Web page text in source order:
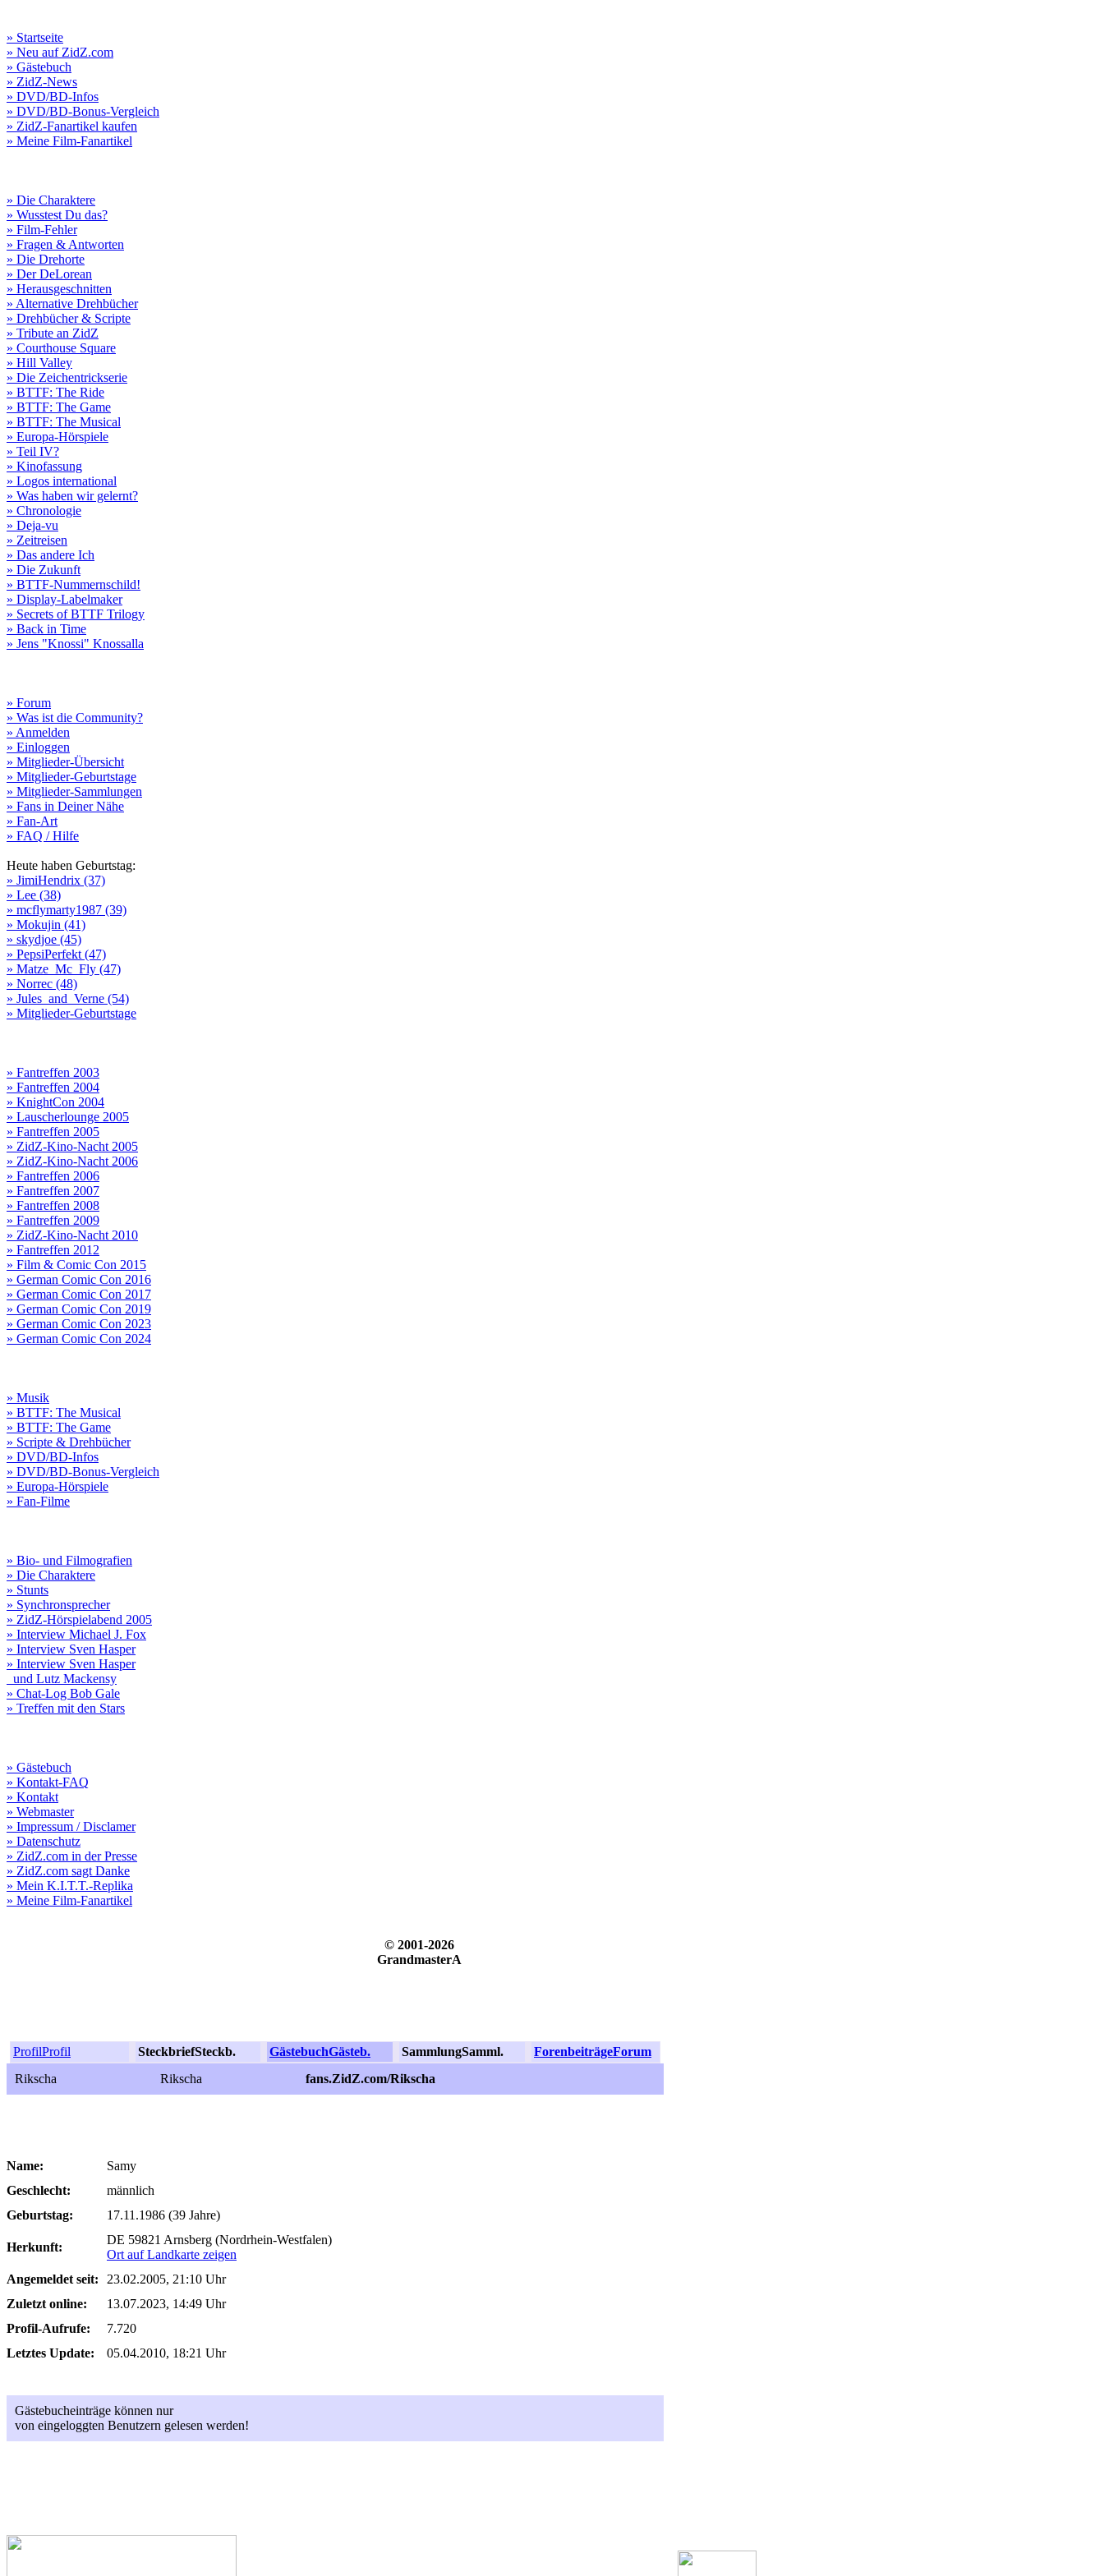
» Startseite
» Neu auf ZidZ.com
» Gästebuch
» ZidZ-News
» DVD/BD-Infos
» DVD/BD-Bonus-Vergleich
» ZidZ-Fanartikel kaufen
» Meine Film-Fanartikel
» Die Charaktere
» Wusstest Du das?
» Film-Fehler
» Fragen & Antworten
» Die Drehorte
» Der DeLorean
» Herausgeschnitten
» Alternative Drehbücher
» Drehbücher & Scripte
» Tribute an ZidZ
» Courthouse Square
» Hill Valley
» Die Zeichentrickserie
» BTTF: The Ride
» BTTF: The Game
» BTTF: The Musical
» Europa-Hörspiele
» Teil IV?
» Kinofassung
» Logos international
» Was haben wir gelernt?
» Chronologie
» Deja-vu
» Zeitreisen
» Das andere Ich
» Die Zukunft
» BTTF-Nummernschild!
» Display-Labelmaker
» Secrets of BTTF Trilogy
» Back in Time
» Jens "Knossi" Knossalla
» Forum
» Was ist die Community?
» Anmelden
» Einloggen
» Mitglieder-Übersicht
» Mitglieder-Geburtstage
» Mitglieder-Sammlungen
» Fans in Deiner Nähe
» Fan-Art
» FAQ / Hilfe
Heute haben Geburtstag:
» JimiHendrix (37)
» Lee (38)
» mcflymarty1987 (39)
» Mokujin (41)
» skydjoe (45)
» PepsiPerfekt (47)
» Matze_Mc_Fly (47)
» Norrec (48)
» Jules_and_Verne (54)
» Mitglieder-Geburtstage
» Fantreffen 2003
» Fantreffen 2004
» KnightCon 2004
» Lauscherlounge 2005
» Fantreffen 2005
» ZidZ-Kino-Nacht 2005
» ZidZ-Kino-Nacht 2006
» Fantreffen 2006
» Fantreffen 2007
» Fantreffen 2008
» Fantreffen 2009
» ZidZ-Kino-Nacht 2010
» Fantreffen 2012
» Film & Comic Con 2015
» German Comic Con 2016
» German Comic Con 2017
» German Comic Con 2019
» German Comic Con 2023
» German Comic Con 2024
» Musik
» BTTF: The Musical
» BTTF: The Game
» Scripte & Drehbücher
» DVD/BD-Infos
» DVD/BD-Bonus-Vergleich
» Europa-Hörspiele
» Fan-Filme
» Bio- und Filmografien
» Die Charaktere
» Stunts
» Synchronsprecher
» ZidZ-Hörspielabend 2005
» Interview Michael J. Fox
» Interview Sven Hasper
» Interview Sven Hasper
und Lutz Mackensy
» Chat-Log Bob Gale
» Treffen mit den Stars
» Gästebuch
» Kontakt-FAQ
» Kontakt
» Webmaster
» Impressum / Disclamer
» Datenschutz
» ZidZ.com in der Presse
» ZidZ.com sagt Danke
» Mein K.I.T.T.-Replika
» Meine Film-Fanartikel
© 2001-2026
GrandmasterA
ProfilProfil SteckbriefSteckb. GästebuchGästeb. SammlungSamml. ForenbeiträgeForum
Rikscha
Rikscha fans.ZidZ.com/Rikscha
Name:
Samy
Geschlecht:
männlich
Geburtstag:
17.11.1986 (39 Jahre)
Herkunft:
DE 59821 Arnsberg (Nordrhein-Westfalen)
Ort auf Landkarte zeigen
Angemeldet seit:
23.02.2005, 21:10 Uhr
Zuletzt online:
13.07.2023, 14:49 Uhr
Profil-Aufrufe:
7.720
Letztes Update:
05.04.2010, 18:21 Uhr
Gästebucheinträge können nur
von eingeloggten Benutzern gelesen werden!